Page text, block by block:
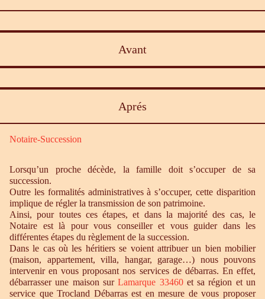
Avant
Aprés
Notaire-Succession
Lorsqu’un proche décède, la famille doit s’occuper de sa
succession.
Outre les formalités administratives à s’occuper, cette disparition
implique de régler la transmission de son patrimoine.
Ainsi, pour toutes ces étapes, et dans la majorité des cas, le
Notaire est là pour vous conseiller et vous guider dans les
différentes étapes du règlement de la succession.
Dans le cas où les héritiers se voient attribuer un bien mobilier
(maison, appartement, villa, hangar, garage…) nous pouvons
intervenir en vous proposant nos services de débarras. En effet,
débarrasser une maison surLamarque 33460et sa région et un
service que Trocland Débarras est en mesure de vous proposer